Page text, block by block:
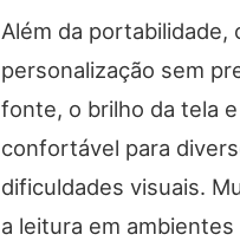
Além da portabilidade,
personalização sem
fonte, o brilho da tela
confortável para
dificuldades visuais.
a leitura em